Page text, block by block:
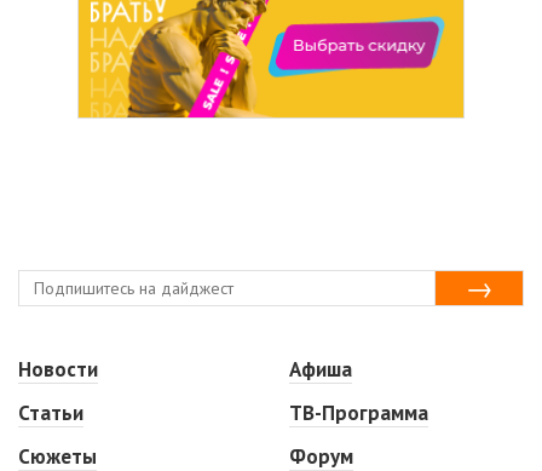
Новости
Статьи
Сюжеты
Афиша
ТВ-Программа
Форум